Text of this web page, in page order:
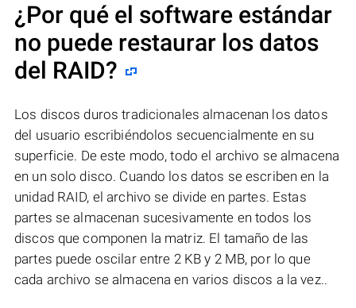
¿Por qué el software estándar
no puede restaurar los datos
del RAID?
Los discos duros tradicionales almacenan los datos
del usuario escribiéndolos secuencialmente en su
superficie. De este modo, todo el archivo se almacena
en un solo disco. Cuando los datos se escriben en la
unidad RAID, el archivo se divide en partes. Estas
partes se almacenan sucesivamente en todos los
discos que componen la matriz. El tamaño de las
partes puede oscilar entre 2 KB y 2 MB, por lo que
cada archivo se almacena en varios discos a la vez..